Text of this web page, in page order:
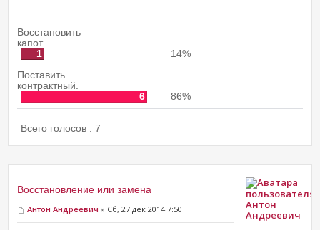
Восстановить
капот.
1
14%
Поставить
контрактный.
6
86%
Всего голосов : 7
Восстановление или замена
Aнтон Андреевич » Сб, 27 дек 2014 7:50
Aнтон
Андреевич